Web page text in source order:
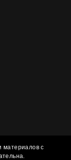
материалов с